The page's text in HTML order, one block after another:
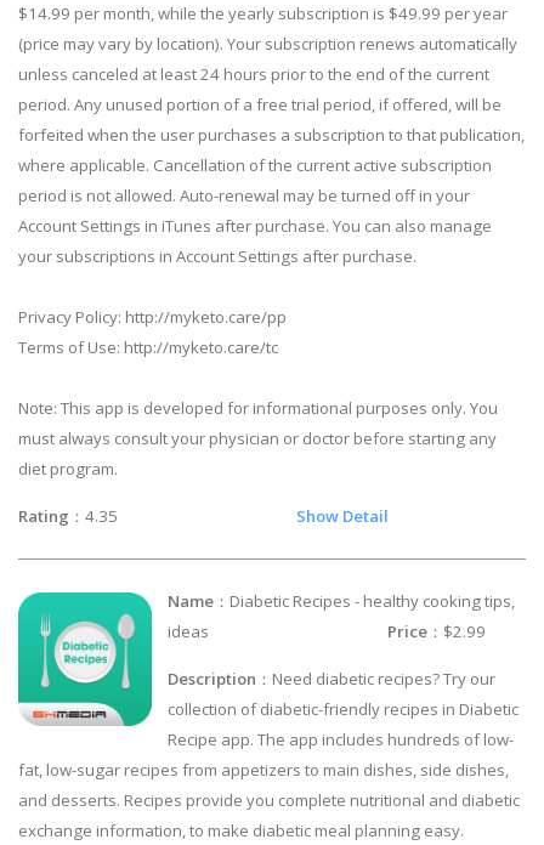
$14.99 per month, while the yearly subscription is $49.99 per year
(price may vary by location). Your subscription renews automatically
unless canceled at least 24 hours prior to the end of the current
period. Any unused portion of a free trial period, if offered, will be
forfeited when the user purchases a subscription to that publication,
where applicable. Cancellation of the current active subscription
period is not allowed. Auto-renewal may be turned off in your
Account Settings in iTunes after purchase. You can also manage
your subscriptions in Account Settings after purchase.
Privacy Policy: http://myketo.care/pp
Terms of Use: http://myketo.care/tc
Note: This app is developed for informational purposes only. You
must always consult your physician or doctor before starting any
diet program.
Rating ：4.35 Show Detail
Name ：Diabetic Recipes - healthy cooking tips,
ideas
Price ：$2.99
Description ：Need diabetic recipes? Try our
collection of diabetic-friendly recipes in Diabetic
Recipe app. The app includes hundreds of low-
fat, low-sugar recipes from appetizers to main dishes, side dishes,
and desserts. Recipes provide you complete nutritional and diabetic
exchange information, to make diabetic meal planning easy.